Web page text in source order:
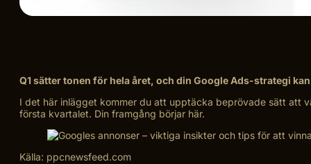
Q1 sätter tonen för hela året, och din Google Ads-strategi
I det här inlägget kommer du att upptäcka beprövade sätt att
första kvartalet. Din framgång börjar här.
Källa: ppcnewsfeed.com